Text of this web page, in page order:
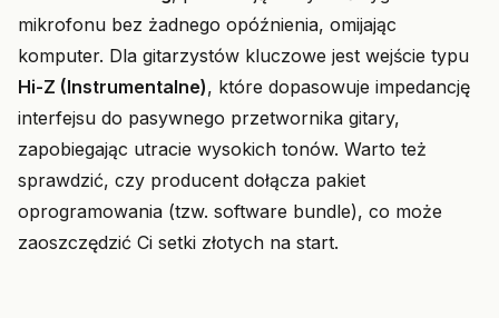
mikrofonu bez żadnego opóźnienia, omijając
komputer. Dla gitarzystów kluczowe jest wejście typu
Hi-Z (Instrumentalne), które dopasowuje impedancję
interfejsu do pasywnego przetwornika gitary,
zapobiegając utracie wysokich tonów. Warto też
sprawdzić, czy producent dołącza pakiet
oprogramowania (tzw. software bundle), co może
zaoszczędzić Ci setki złotych na start.